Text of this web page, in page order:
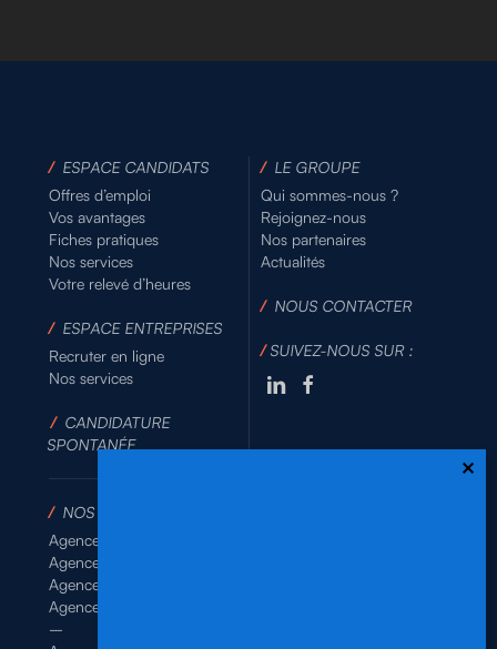
/ ESPACE CANDIDATS
Offres d’emploi
Vos avantages
Fiches pratiques
Nos services
Votre relevé d’heures
/ ESPACE ENTREPRISES
Recruter en ligne
Nos services
/ CANDIDATURE
SPONTANÉE
/ LE GROUPE
Qui sommes-nous ?
Rejoignez-nous
Nos partenaires
Actualités
/NOUS CONTACTER
/SUIVEZ-NOUS SUR :
/ NOS AGENCES
Agence de Rennes Industrie
Agence de Rennes Généraliste
Agence de Rennes BTP
Agence de Rennes Tertiaire
–